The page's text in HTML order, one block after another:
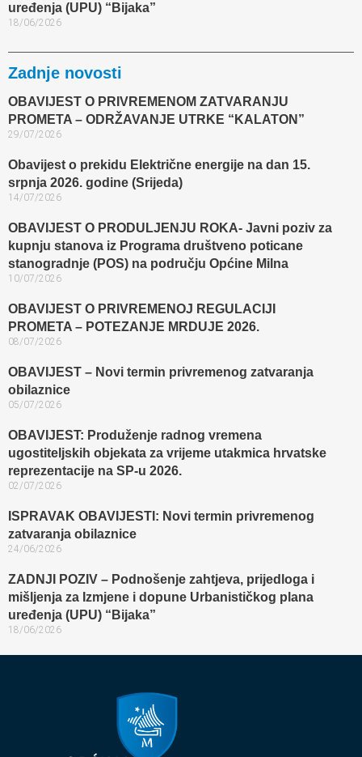
uređenja (UPU) “Bijaka”
18/06/2026
Zadnje novosti
OBAVIJEST O PRIVREMENOM ZATVARANJU
PROMETA – ODRŽAVANJE UTRKE “KALATON”
29/07/2026
Obavijest o prekidu Električne energije na dan 15.
srpnja 2026. godine (Srijeda)
14/07/2026
OBAVIJEST O PRODULJENJU ROKA- Javni poziv za
kupnju stanova iz Programa društveno poticane
stanogradnje (POS) na području Općine Milna
10/07/2026
OBAVIJEST O PRIVREMENOJ REGULACIJI
PROMETA – POTEZANJE MRDUJE 2026.
08/07/2026
OBAVIJEST – Novi termin privremenog zatvaranja
obilaznice​
05/07/2026
OBAVIJEST: Produženje radnog vremena
ugostiteljskih objekata za vrijeme utakmica hrvatske
reprezentacije na SP-u 2026.
02/07/2026
ISPRAVAK OBAVIJESTI: Novi termin privremenog
zatvaranja obilaznice​
24/06/2026
ZADNJI POZIV – Podnošenje zahtjeva, prijedloga i
mišljenja za Izmjene i dopune Urbanističkog plana
uređenja (UPU) “Bijaka”
18/06/2026